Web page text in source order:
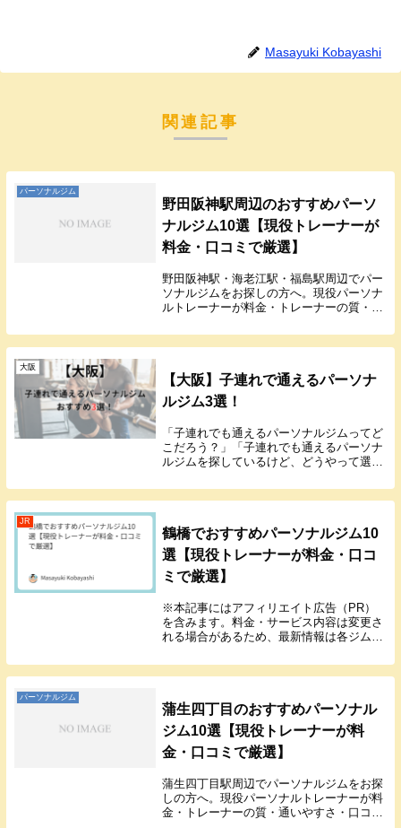
Masayuki Kobayashi
関連記事
パーソナルジム
野田阪神駅周辺のおすすめパーソ
ナルジム10選【現役トレーナーが
料金・口コミで厳選】
野田阪神駅・海老江駅・福島駅周辺でパー
ソナルジムをお探しの方へ。現役パーソナ
ルトレーナーが料金・トレーナーの質・通
式で徹底比較。駅チカの個室ジムからコン
ビニジムまで、あなたに合うジムが見つか
大阪
【大阪】子連れで通えるパーソナ
ルジム3選！
「子連れでも通えるパーソナルジムってど
こだろう？」「子連れでも通えるパーソナ
ルジムを探しているけど、どうやって選べ
を解決します。パーソナルトレーニングの
ためにパーソナルジムに通ってみたいけど
JR
鶴橋でおすすめパーソナルジム10
選【現役トレーナーが料金・口コ
ミで厳選】
※本記事にはアフィリエイト広告（PR）
を含みます。料金・サービス内容は変更さ
れる場合があるため、最新情報は各ジムの
大阪メトロが交わる鶴橋は、上本町・玉造
とも近く、生活圏で通えるパーソナルジム
パーソナルジム
蒲生四丁目のおすすめパーソナル
ジム10選【現役トレーナーが料
金・口コミで厳選】
蒲生四丁目駅周辺でパーソナルジムをお探
しの方へ。現役パーソナルトレーナーが料
金・トレーナーの質・通いやすさ・口コミ